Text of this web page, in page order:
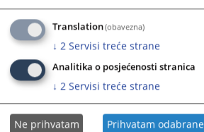
Translation(obavezna)
↓ 2 Servisi treće strane
Analitika o posjećenosti stranica
↓ 2 Servisi treće strane
Ne prihvatam Prihvatam odabrane